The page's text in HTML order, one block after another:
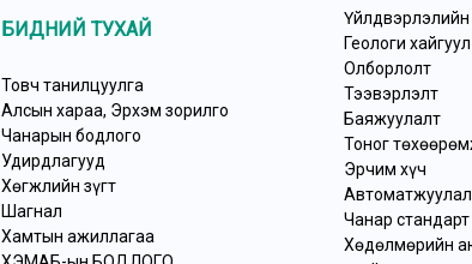
БИДНИЙ ТУХАЙ
Товч танилцуулга
Алсын хараа, Эрхэм зорилго
Чанарын бодлого
Удирдлагууд
Хөгжлийн зүгт
Шагнал
Хамтын ажиллагаа
Үйлдвэрлэлийн
Геологи хайгуул
Олборлолт
Тээвэрлэлт
Баяжуулалт
Тоног
Эрчим хүч
Чанар стандарт
Хөдөлмөрийн